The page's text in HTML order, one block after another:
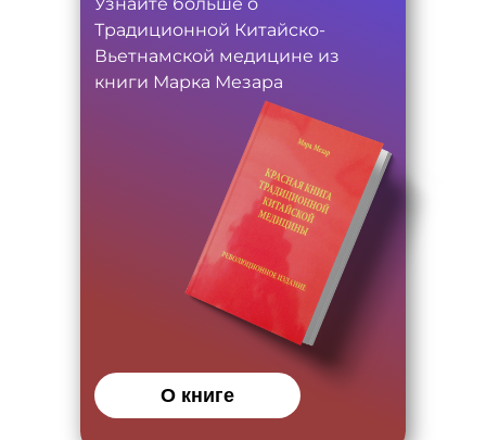
Узнайте больше о
Традиционной Китайско-
Вьетнамской медицине из
книги Марка Мезара
О книге